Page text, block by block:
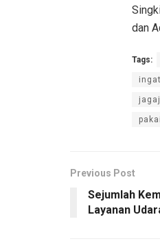
dan
Tags:
Previous Post
Sejumlah
Layanan